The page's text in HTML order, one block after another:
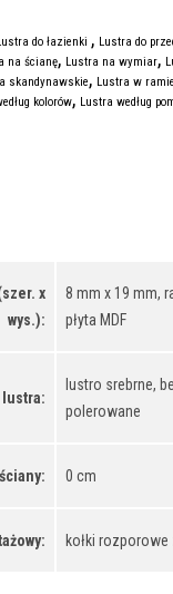
do łazienki , Lustra do
na ścianę, Lustra na wymiar,
skandynawskie, Lustra w ramie
kolorów, Lustra według
x
wys.):
8 mm x 19 mm,
płyta MDF
lustra:
lustro srebrne,
polerowane
0 cm
kołki